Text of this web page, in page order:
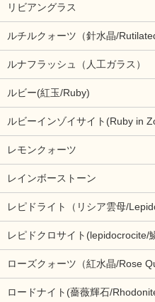
リビアングラス
ルチルクォーツ（針水晶/
ルナフラッシュ（人工ガラス）
ルビー(紅玉/Ruby)
ルビーインゾイサイト(Ruby in
レモンクォーツ
レインボーストーン
レピドライト（リシア雲母/
レピドクロサイト(lepidocrocite/
ローズクォーツ（紅水晶/Rose
ロードナイト(薔薇輝石/